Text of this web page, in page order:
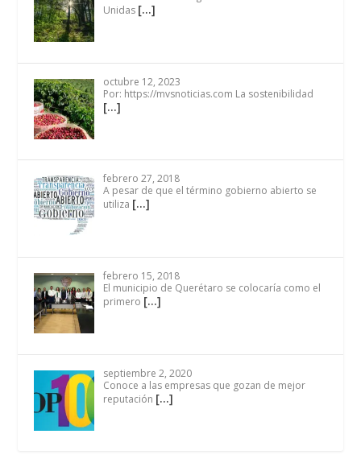
Unidas […]
octubre 12, 2023
Por: https://mvsnoticias.com La sostenibilidad
[…]
febrero 27, 2018
A pesar de que el término gobierno abierto se
utiliza […]
febrero 15, 2018
El municipio de Querétaro se colocaría como el
primero […]
septiembre 2, 2020
Conoce a las empresas que gozan de mejor
reputación […]